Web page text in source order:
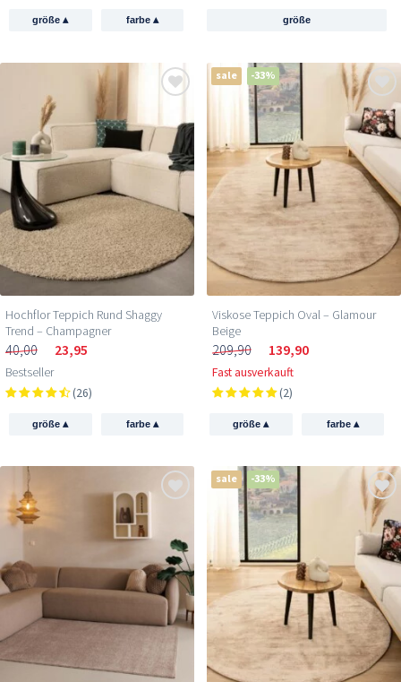
größe▴ farbe ▴ größe
Hochflor Teppich Rund Shaggy
Trend – Champagner
40,00 23,95
Bestseller
(26)
größe▴ farbe ▴
sale -33%
Viskose Teppich Oval – Glamour
Beige
209,90 139,90
Fast ausverkauft
(2)
größe▴ farbe ▴
sale -33%